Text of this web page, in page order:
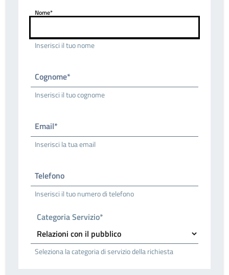
Nome*
Inserisci il tuo nome
Cognome*
Inserisci il tuo cognome
Email*
Inserisci la tua email
Telefono
Inserisci il tuo numero di telefono
Categoria Servizio*
Seleziona la categoria di servizio della richiesta